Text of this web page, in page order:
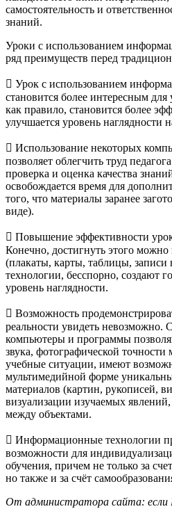
самостоятельность и
знаний.
Уроки с использованием
ряд преимуществ перед
 Урок с использованием
становится более интересным для
как правило, становится более
улучшается уровень наглядности
 Использование некоторых
позволяет облегчить труд
проверка и оценка качества
освобождается время для
того, что материалы заранее
виде).
 Повышение эффективности
Конечно, достигнуть этого
(плакаты, карты, таблицы,
технологии, бесспорно, создают
уровень наглядности.
 Возможность
реальности увидеть невозможно.
компьютеры и программы
звука, фотографической точности
учебные ситуации, имеют
мультимедийной форме
материалов (картин, рукописей,
визуализации изучаемых
между объектами.
 Информационные технологии
возможности для
обучения, причем не только за
но также и за счёт
От администратора сайта: если